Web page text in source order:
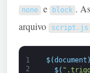
none e block .
arquivo
script . js
1
2
$(document )
$(